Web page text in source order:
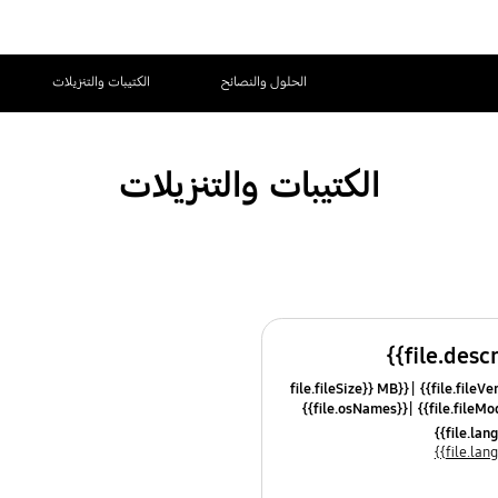
الحلول والنصائح الكتيبات والتنزيلات
الكتيبات والتنزيلات
{{file.fileSize}} MB
{{file.osNames}}